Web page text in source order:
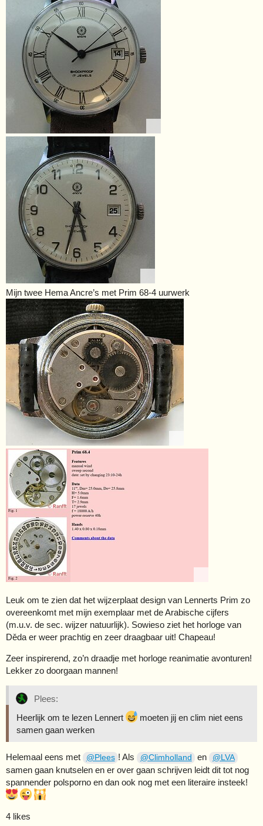
Mijn twee Hema Ancre’s met Prim 68-4 uurwerk
Leuk om te zien dat het wijzerplaat design van Lennerts Prim zo
overeenkomt met mijn exemplaar met de Arabische cijfers
(m.u.v. de sec. wijzer natuurlijk). Sowieso ziet het horloge van
Děda er weer prachtig en zeer draagbaar uit! Chapeau!
Zeer inspirerend, zo’n draadje met horloge reanimatie avonturen!
Lekker zo doorgaan mannen!
Plees:
Heerlijk om te lezen Lennert
moeten jij en clim niet eens
samen gaan werken
Helemaal eens met @Plees ! Als @Climholland en @LVA
samen gaan knutselen en er over gaan schrijven leidt dit tot nog
spannender polsporno en dan ook nog met een literaire insteek!
4 likes